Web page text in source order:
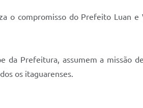
o compromisso do Prefeito Luan e
da Prefeitura, assumem a missão
os itaguarenses.